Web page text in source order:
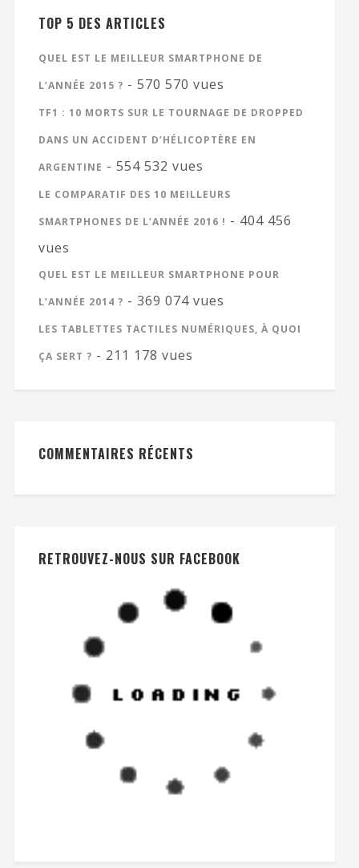
TOP 5 DES ARTICLES
QUEL EST LE MEILLEUR SMARTPHONE DE
L’ANNÉE 2015 ? - 570 570 vues
TF1 : 10 MORTS SUR LE TOURNAGE DE DROPPED
DANS UN ACCIDENT D’HÉLICOPTÈRE EN
ARGENTINE - 554 532 vues
LE COMPARATIF DES 10 MEILLEURS
SMARTPHONES DE L’ANNÉE 2016 ! - 404 456
vues
QUEL EST LE MEILLEUR SMARTPHONE POUR
L’ANNÉE 2014 ? - 369 074 vues
LES TABLETTES TACTILES NUMÉRIQUES, À QUOI
ÇA SERT ? - 211 178 vues
COMMENTAIRES RÉCENTS
RETROUVEZ-NOUS SUR FACEBOOK